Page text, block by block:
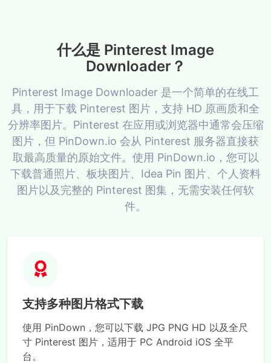
什么是 Pinterest Image
Downloader？
Pinterest Image Downloader 是一个简单的在线工
具，用于下载 Pinterest 图片，支持 HD 原画质和全
分辨率图片。Pinterest 在应用或浏览器中通常会压缩
图片，但 PinDown.io 会从 Pinterest 服务器直接获
取最高质量的原始文件。使用 PinDown.io，您可以
下载普通照片、板块图片、Idea Pin 图片、个人资料
图片以及完整的 Pinterest 图集，无需安装任何软
件。
支持多种图片格式下载
使用 PinDown，您可以下载 JPG PNG HD 以及全尺
寸 Pinterest 图片，适用于 PC Android iOS 全平
台。